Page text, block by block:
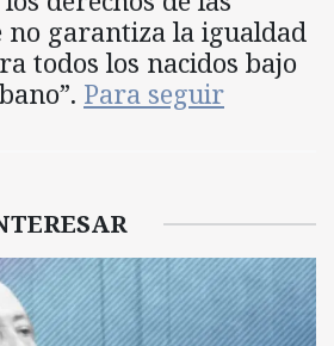
garantiza la igualdad
todos los nacidos bajo
Para seguir